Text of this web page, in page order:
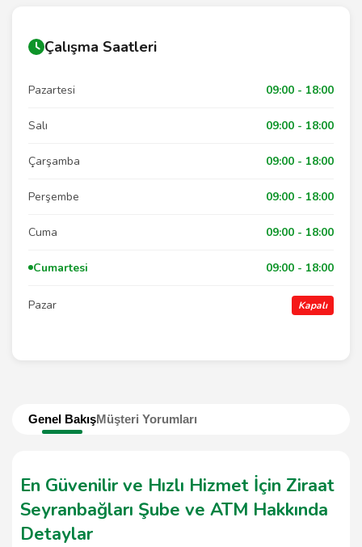
Genel BakışMüşteri Yorumları
En Güvenilir ve Hızlı Hizmet İçin Ziraat
Seyranbağları Şube ve ATM Hakkında
Detaylar
Çalışma Saatleri
Pazartesi 09:00 - 18:00
Salı 09:00 - 18:00
Çarşamba 09:00 - 18:00
Perşembe 09:00 - 18:00
Cuma 09:00 - 18:00
Cumartesi 09:00 - 18:00
Pazar Kapalı